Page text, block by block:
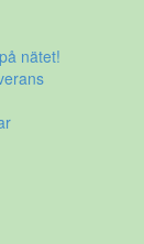
nätet!